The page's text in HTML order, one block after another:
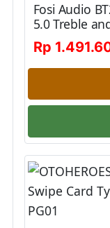
Fosi Audio
5.0 Treble
Rp